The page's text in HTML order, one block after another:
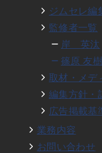
ジムセレ編
監修者一覧
岸 英汰
篠原 友樹
取材・メデ
編集方針・
広告掲載基
業務内容
お問い合わせ